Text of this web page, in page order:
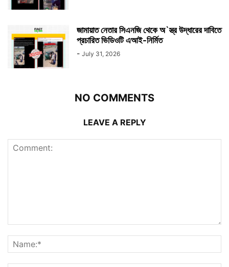
জামায়াত নেতার সিএনজি থেকে অ`স্ত্র উদ্ধারের দাবিতে
প্রচারিত ভিডিওটি এআই-নির্মিত
- July 31, 2026
NO COMMENTS
LEAVE A REPLY